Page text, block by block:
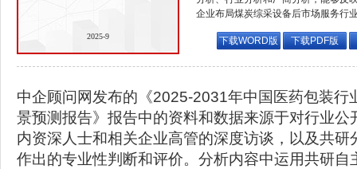
2025-9
企业布局煤炭综采设备后市场服务行
下载WORD版 下载PDF版
中企顾问网发布的《2025-2031年中国医药包装行
景预测报告》报告中的资料和数据来源于对行业公
内资深人士和相关企业高管的深度访谈，以及共研
作出的专业性判断和评价。分析内容中运用共研自